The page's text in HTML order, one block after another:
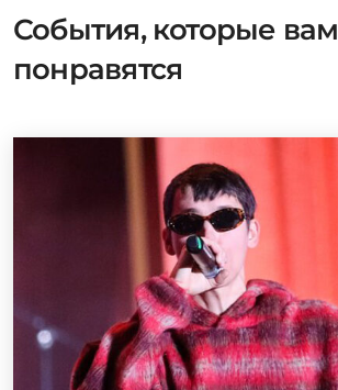
События, которые вам
понравятся